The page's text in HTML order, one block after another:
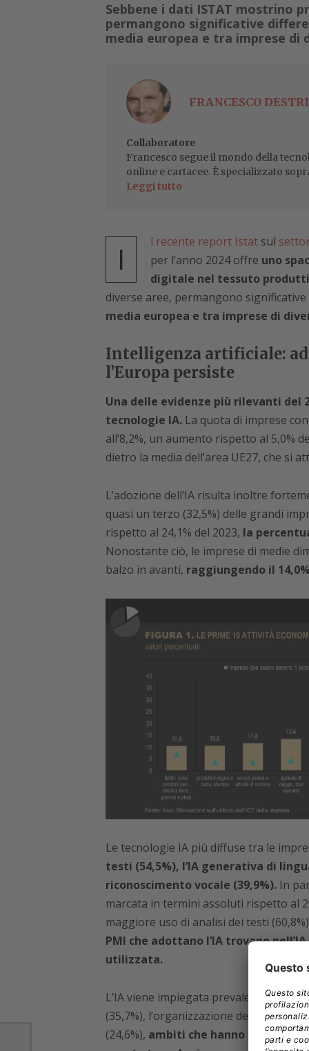
Sebbene i dati ISTAT mostrino
permangono significative
media europea e tra imprese di
FRANCESCO DESTRI
Collaboratore
Francesco segue il mondo della
online e cartacee. È specializzato
Leggi tutto
I l recente report Istatsul
per l’anno 2024 offre uno
digitale nel tessuto
diverse aree, permangono
media europea e tra imprese di
Intelligenza artificiale:
l’Europa persiste
Una delle evidenze più rilevanti del
tecnologie IA.La quota di imprese
all’8,2%, un aumento rispetto al 5,0%
dietro la media dell’area UE27, che si
L’adozione dell’IA risulta inoltre
quasi un terzo (32,5%) delle grandi
rispetto al 24,1% del 2023, la
Nonostante ciò, le imprese di medie
balzo in avanti, raggiungendo il
Le tecnologie IA più diffuse tra le
testi (54,5%), l’IA generativa di
riconoscimento vocale (39,9%).In
marcata in termini assoluti rispetto al
maggiore uso di analisi dei testi
PMI che adottano l’IA trovano
utilizzata.
L’IA viene impiegata
(35,7%), l’organizzazione dei processi
(24,6%), ambiti che hanno visto un